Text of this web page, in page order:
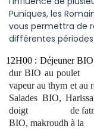
Puniques, les
vous permettra de
différentes
12H00 : Déjeuner
dur BIO au
vapeur au thym
Salades BIO,
doigt de fatma,
BIO,